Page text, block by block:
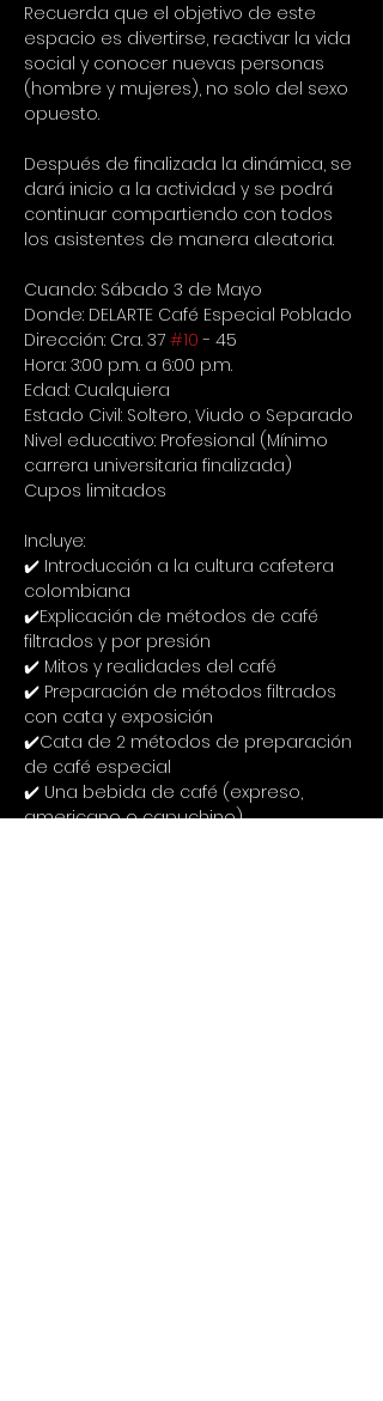
Recuerda que el objetivo de este
espacio es divertirse, reactivar la vida
social y conocer nuevas personas
(hombre y mujeres), no solo del sexo
opuesto.
Después de finalizada la dinámica, se
dará inicio a la actividad y se podrá
continuar compartiendo con todos
los asistentes de manera aleatoria.
Cuando: Sábado 3 de Mayo
Donde: DELARTE Café Especial Poblado
Dirección: Cra. 37 #10 - 45
Hora: 3:00 p.m. a 6:00 p.m.
Edad: Cualquiera
Estado Civil: Soltero, Viudo o Separado
Nivel educativo: Profesional (Mínimo
carrera universitaria finalizada)
Cupos limitados
Incluye:
✔️ Introducción a la cultura cafetera
colombiana
✔️Explicación de métodos de café
filtrados y por presión
✔️ Mitos y realidades del café
✔️ Preparación de métodos filtrados
con cata y exposición
✔️Cata de 2 métodos de preparación
de café especial
✔️ Una bebida de café (expreso,
americano o capuchino)